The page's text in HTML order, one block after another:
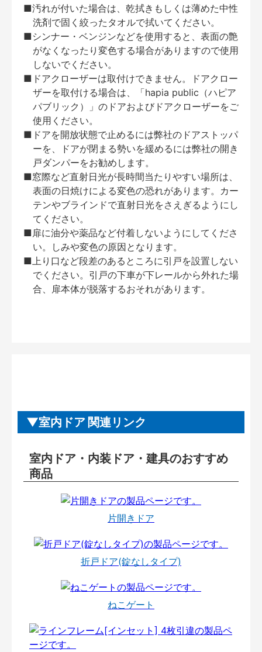
■汚れが付いた場合は、乾拭きもしくは薄めた中性
洗剤で固く絞ったタオルで拭いてください。
■シンナー・ベンジンなどを使用すると、表面の艶
がなくなったり変色する場合がありますので使用
しないでください。
■ドアクローザーは取付けできません。ドアクロー
ザーを取付ける場合は、「hapia public（ハピア
パブリック）」のドアおよびドアクローザーをご
使用ください。
■ドアを開放状態で止めるには弊社のドアストッパ
ーを、ドアが閉まる勢いを緩めるには弊社の開き
戸ダンパーをお勧めします。
■窓際など直射日光が長時間当たりやすい場所は、
表面の日焼けによる変色の恐れがあります。カー
テンやブラインドで直射日光をさえぎるようにし
てください。
■扉に油分や薬品など付着しないようにしてくださ
い。しみや変色の原因となります。
■上り口など段差のあるところに引戸を設置しない
でください。引戸の下車が下レールから外れた場
合、扉本体が脱落するおそれがあります。
室内ドア 関連リンク
室内ドア・内装ドア・建具のおすすめ
商品
片開きドア
折戸ドア(錠なしタイプ)
ねこゲート